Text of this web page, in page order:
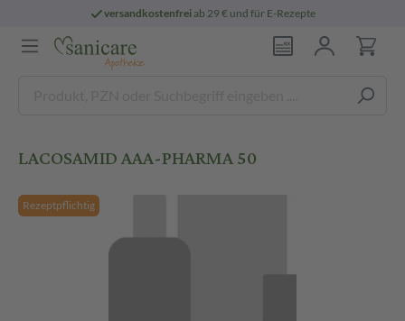
versandkostenfreiab 29 € und für E-Rezepte
LACOSAMID AAA-PHARMA 50
Rezeptpflichtig